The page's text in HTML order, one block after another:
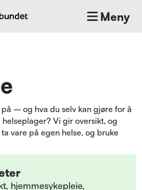
Meny
– og hva du selv kan gjøre for å
Vi gir oversikt, og
vare på egen helse, og bruke
hjemmesykepleie,